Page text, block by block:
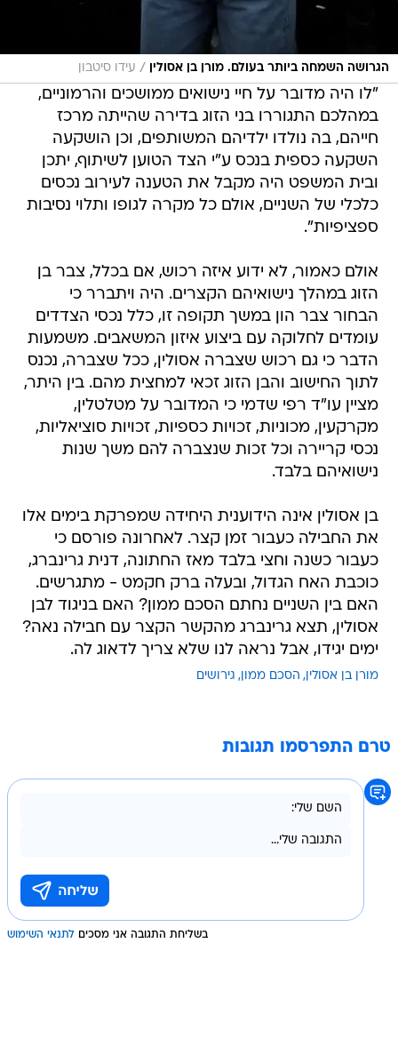
הגרושה השמחה ביותר בעולם. מורן בן אסולין / עידו סיטבון
"לו היה מדובר על חיי נישואים ממושכים והרמוניים,
במהלכם התגוררו בני הזוג בדירה שהייתה מרכז
חייהם, בה נולדו ילדיהם המשותפים, וכן הושקעה
השקעה כספית בנכס ע"י הצד הטוען לשיתוף, יתכן
ובית המשפט היה מקבל את הטענה לעירוב נכסים
כלכלי של השניים, אולם כל מקרה לגופו ותלוי נסיבות
ספציפיות".
אולם כאמור, לא ידוע איזה רכוש, אם בכלל, צבר בן
הזוג במהלך נישואיהם הקצרים. היה ויתברר כי
הבחור צבר הון במשך תקופה זו, כלל נכסי הצדדים
עומדים לחלוקה עם ביצוע איזון המשאבים. משמעות
הדבר כי גם רכוש שצברה אסולין, ככל שצברה, נכנס
לתוך החישוב והבן הזוג זכאי למחצית מהם. בין היתר,
מציין עו"ד רפי שדמי כי המדובר על מטלטלין,
מקרקעין, מכוניות, זכויות כספיות, זכויות סוציאליות,
נכסי קריירה וכל זכות שנצברה להם משך שנות
נישואיהם בלבד.
בן אסולין אינה הידוענית היחידה שמפרקת בימים אלו
את החבילה כעבור זמן קצר. לאחרונה פורסם כי
כעבור כשנה וחצי בלבד מאז החתונה, דנית גרינברג,
כוכבת האח הגדול, ובעלה ברק חקמט - מתגרשים.
האם בין השניים נחתם הסכם ממון? האם בניגוד לבן
אסולין, תצא גרינברג מהקשר הקצר עם חבילה נאה?
ימים יגידו, אבל נראה לנו שלא צריך לדאוג לה.
מורן בן אסולין הסכם ממון גירושים
טרם התפרסמו תגובות
בשליחת התגובה אני מסכים לתנאי השימוש